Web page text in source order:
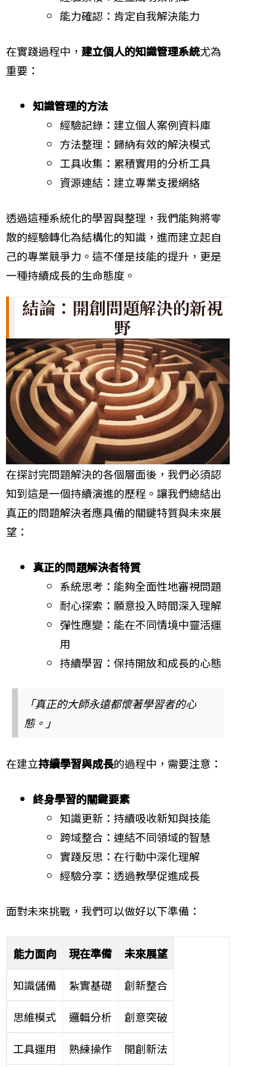
能力確認：肯定自我解決能力
在實踐過程中， 建立個人的知識管理系統尤為
重要：
知識管理的方法
經驗記錄：建立個人案例資料庫
方法整理：歸納有效的解決模式
工具收集：累積實用的分析工具
資源連結：建立專業支援網絡
透過這種系統化的學習與整理，我們能夠將零
散的經驗轉化為結構化的知識，進而建立起自
己的專業競爭力。這不僅是技能的提升，更是
一種持續成長的生命態度。
結論：開創問題解決的新視
野
在探討完問題解決的各個層面後，我們必須認
知到這是一個持續演進的歷程。讓我們總結出
真正的問題解決者應具備的關鍵特質與未來展
望：
真正的問題解決者特質
系統思考：能夠全面性地審視問題
耐心探索：願意投入時間深入理解
彈性應變：能在不同情境中靈活運
用
持續學習：保持開放和成長的心態
「真正的大師永遠都懷著學習者的心
態。」
在建立持續學習與成長的過程中，需要注意：
終身學習的關鍵要素
知識更新：持續吸收新知與技能
跨域整合：連結不同領域的智慧
實踐反思：在行動中深化理解
經驗分享：透過教學促進成長
面對未來挑戰，我們可以做好以下準備：
能力面向 現在準備 未來展望
知識儲備 紮實基礎 創新整合
思維模式 邏輯分析 創意突破
工具運用 熟練操作 開創新法